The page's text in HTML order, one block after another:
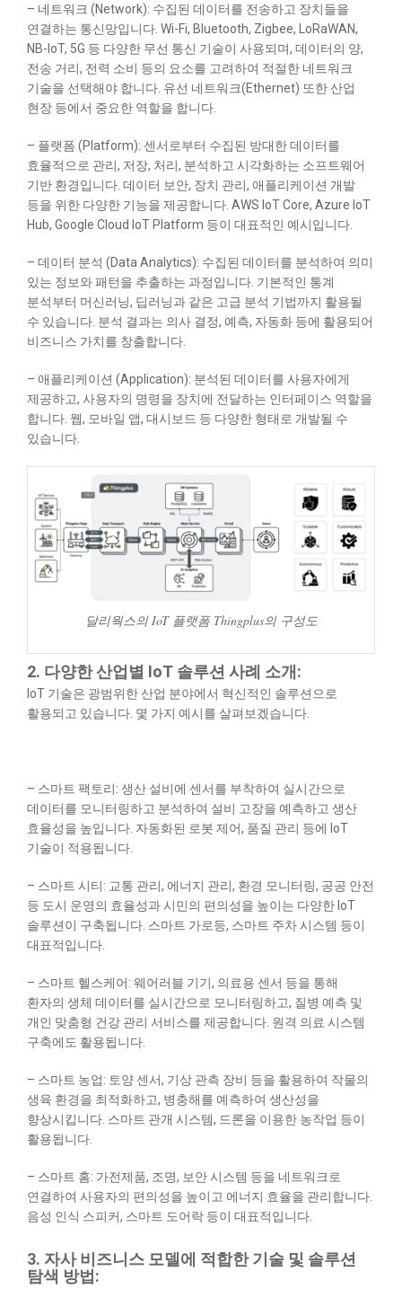
– 네트워크 (Network): 수집된 데이터를 전송하고 장치들을
연결하는 통신망입니다. Wi-Fi, Bluetooth, Zigbee, LoRaWAN,
NB-IoT, 5G 등 다양한 무선 통신 기술이 사용되며, 데이터의 양,
전송 거리, 전력 소비 등의 요소를 고려하여 적절한 네트워크
기술을 선택해야 합니다. 유선 네트워크(Ethernet) 또한 산업
현장 등에서 중요한 역할을 합니다.
– 플랫폼 (Platform): 센서로부터 수집된 방대한 데이터를
효율적으로 관리, 저장, 처리, 분석하고 시각화하는 소프트웨어
기반 환경입니다. 데이터 보안, 장치 관리, 애플리케이션 개발
등을 위한 다양한 기능을 제공합니다. AWS IoT Core, Azure IoT
Hub, Google Cloud IoT Platform 등이 대표적인 예시입니다.
– 데이터 분석 (Data Analytics): 수집된 데이터를 분석하여 의미
있는 정보와 패턴을 추출하는 과정입니다. 기본적인 통계
분석부터 머신러닝, 딥러닝과 같은 고급 분석 기법까지 활용될
수 있습니다. 분석 결과는 의사 결정, 예측, 자동화 등에 활용되어
비즈니스 가치를 창출합니다.
– 애플리케이션 (Application): 분석된 데이터를 사용자에게
제공하고, 사용자의 명령을 장치에 전달하는 인터페이스 역할을
합니다. 웹, 모바일 앱, 대시보드 등 다양한 형태로 개발될 수
있습니다.
달리웍스의 IoT 플랫폼 Thingplus의 구성도
2. 다양한 산업별 IoT 솔루션 사례 소개:
IoT 기술은 광범위한 산업 분야에서 혁신적인 솔루션으로
활용되고 있습니다. 몇 가지 예시를 살펴보겠습니다.
– 스마트 팩토리: 생산 설비에 센서를 부착하여 실시간으로
데이터를 모니터링하고 분석하여 설비 고장을 예측하고 생산
효율성을 높입니다. 자동화된 로봇 제어, 품질 관리 등에 IoT
기술이 적용됩니다.
– 스마트 시티: 교통 관리, 에너지 관리, 환경 모니터링, 공공 안전
등 도시 운영의 효율성과 시민의 편의성을 높이는 다양한 IoT
솔루션이 구축됩니다. 스마트 가로등, 스마트 주차 시스템 등이
대표적입니다.
– 스마트 헬스케어: 웨어러블 기기, 의료용 센서 등을 통해
환자의 생체 데이터를 실시간으로 모니터링하고, 질병 예측 및
개인 맞춤형 건강 관리 서비스를 제공합니다. 원격 의료 시스템
구축에도 활용됩니다.
– 스마트 농업: 토양 센서, 기상 관측 장비 등을 활용하여 작물의
생육 환경을 최적화하고, 병충해를 예측하여 생산성을
향상시킵니다. 스마트 관개 시스템, 드론을 이용한 농작업 등이
활용됩니다.
– 스마트 홈: 가전제품, 조명, 보안 시스템 등을 네트워크로
연결하여 사용자의 편의성을 높이고 에너지 효율을 관리합니다.
음성 인식 스피커, 스마트 도어락 등이 대표적입니다.
3. 자사 비즈니스 모델에 적합한 기술 및 솔루션
탐색 방법: